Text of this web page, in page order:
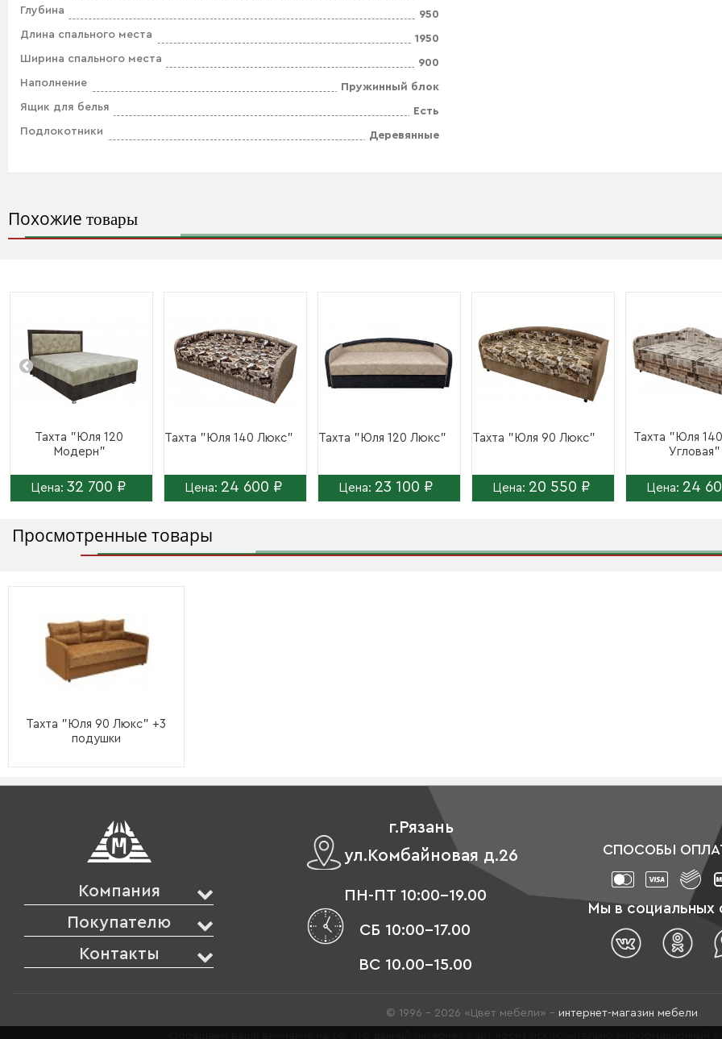
Глубина
950
Длина спального места
1950
Ширина спального места
900
Наполнение
Пружинный блок
Ящик для белья
Есть
Подлокотники
Деревянные
Похожие товары
Тахта "Юля 120
Модерн"
Цена: 32 700 ₽
Тахта "Юля 140 Люкс"
Цена: 24 600 ₽
Тахта "Юля 120 Люкс"
Цена: 23 100 ₽
Тахта "Юля 90 Люкс"
Цена: 20 550 ₽
Тахта "Юля 140
Угловая"
Цена: 24
Просмотренные товары
Тахта "Юля 90 Люкс" +3
подушки
Компания
Покупателю
Контакты
г.Рязань
ул.Комбайновая д.26
ПН-ПТ 10:00-19.00
СБ 10:00-17.00
ВС 10.00-15.00
СПОСОБЫ
Мы в социальных
© 1996 - 2026 «Цвет мебели» – интернет-магазин мебели